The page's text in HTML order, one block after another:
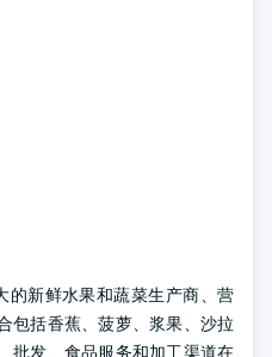
的新鲜水果和蔬菜生产商、营
包括香蕉、菠萝、浆果、沙拉
批发、食品服务和加工渠道在